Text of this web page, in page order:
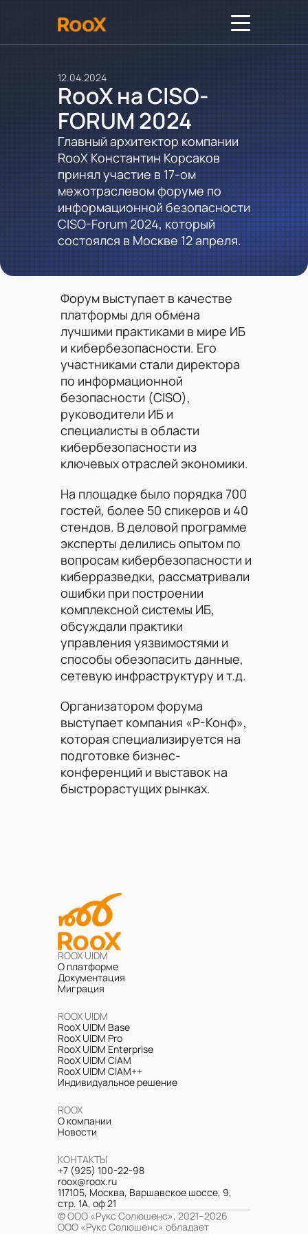
12.04.2024
RooX на CISO-
FORUM 2024
Главный архитектор компании
RooX Константин Корсаков
принял участие в 17-ом
межотраслевом форуме по
информационной безопасности
CISO-Forum 2024, который
состоялся в Москве 12 апреля.
Форум выступает в качестве
платформы для обмена
лучшими практиками в мире ИБ
и кибербезопасности. Его
участниками стали директора
по информационной
безопасности (CISO),
руководители ИБ и
специалисты в области
кибербезопасности из
ключевых отраслей экономики.
На площадке было порядка 700
гостей, более 50 спикеров и 40
стендов. В деловой программе
эксперты делились опытом по
вопросам кибербезопасности и
киберразведки, рассматривали
ошибки при построении
комплексной системы ИБ,
обсуждали практики
управления уязвимостями и
способы обезопасить данные,
сетевую инфраструктуру и т.д.
Организатором форума
выступает компания «Р-Конф»,
которая специализируется на
подготовке бизнес-
конференций и выставок на
быстрорастущих рынках.
ROOX UIDM
О платформе
Документация
Миграция
ROOX UIDM
RooX UIDM Base
RooX UIDM Pro
RooX UIDM Enterprise
RooX UIDM CIAM
RooX UIDM CIAM++
Индивидуальное решение
ROOX
О компании
Новости
КОНТАКТЫ
+7 (925) 100-22-98
roox@roox.ru
117105, Москва, Варшавское шоссе, 9,
стр. 1А, оф 21
© ООО «Рукс Солюшенс», 2021–2026
ООО «Рукс Солюшенс» обладает